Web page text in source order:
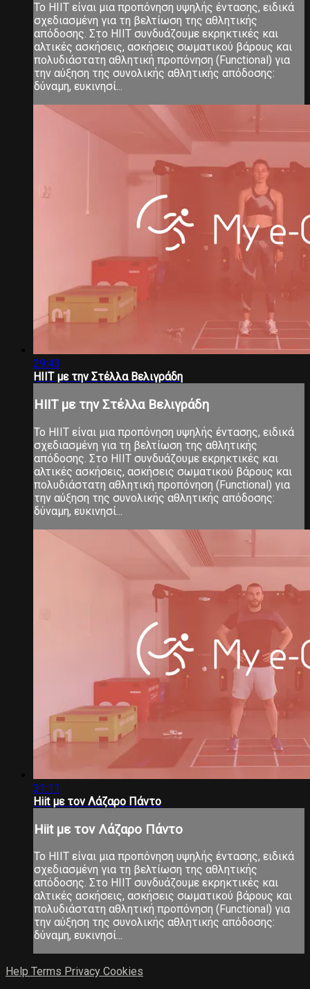
Το ΗΙΙΤ είναι μια προπόνηση υψηλής έντασης, ειδικά
σχεδιασμένη για τη βελτίωση της αθλητικής
απόδοσης. Στο ΗΙΙΤ συνδυάζουμε εκρηκτικές και
αλτικές ασκήσεις, ασκήσεις σωματικού βάρους και
πολυδιάστατη αθλητική προπόνηση (Functional) για
την αύξηση της συνολικής αθλητικής απόδοσης:
δύναμη, ευκινησί...
29:43
ΗΙΙΤ με την Στέλλα Βελιγράδη
ΗΙΙΤ με την Στέλλα Βελιγράδη
Το ΗΙΙΤ είναι μια προπόνηση υψηλής έντασης, ειδικά
σχεδιασμένη για τη βελτίωση της αθλητικής
απόδοσης. Στο ΗΙΙΤ συνδυάζουμε εκρηκτικές και
αλτικές ασκήσεις, ασκήσεις σωματικού βάρους και
πολυδιάστατη αθλητική προπόνηση (Functional) για
την αύξηση της συνολικής αθλητικής απόδοσης:
δύναμη, ευκινησί...
31:11
Hiit με τον Λάζαρο Πάντο
Hiit με τον Λάζαρο Πάντο
Το ΗΙΙΤ είναι μια προπόνηση υψηλής έντασης, ειδικά
σχεδιασμένη για τη βελτίωση της αθλητικής
απόδοσης. Στο ΗΙΙΤ συνδυάζουμε εκρηκτικές και
αλτικές ασκήσεις, ασκήσεις σωματικού βάρους και
πολυδιάστατη αθλητική προπόνηση (Functional) για
την αύξηση της συνολικής αθλητικής απόδοσης:
δύναμη, ευκινησί...
Help Terms Privacy Cookies